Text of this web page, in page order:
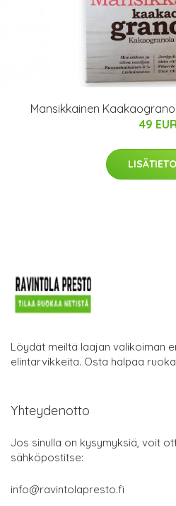
Mansikkainen
49
Löydät meiltä laajan valikoiman
elintarvikkeita. Osta halpaa
Yhteydenotto
Jos sinulla on kysymyksiä, voit
sähköpostitse:
info@ravintolapresto.fi